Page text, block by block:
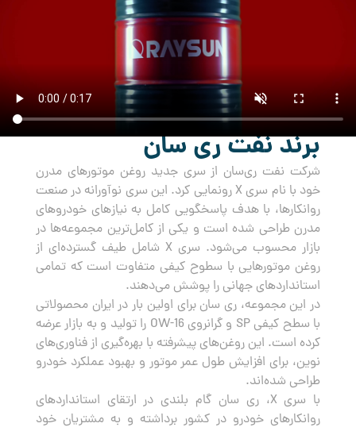
برند نفت ری سان
شرکت نفت ری‌سان از سری جدید روغن‌ موتورهای مدرن
خود با نام سری X رونمایی کرد. این سری نوآورانه در صنعت
روانکارها، با هدف پاسخگویی کامل به نیازهای خودروهای
مدرن طراحی شده است و یکی از کامل‌ترین مجموعه‌ها در
بازار محسوب می‌شود. سری X شامل طیف گسترده‌ای از
روغن‌ موتورهایی با سطوح کیفی متفاوت است که تمامی
استانداردهای جهانی را پوشش می‌دهند.
در این مجموعه، ری سان برای اولین بار در ایران محصولاتی
با سطح کیفی SP و گرانروی OW-16 را تولید و به بازار عرضه
کرده است. این روغن‌های پیشرفته با بهره‌گیری از فناوری‌های
نوین، برای افزایش طول عمر موتور و بهبود عملکرد خودرو
طراحی شده‌اند.
با سری X، ری سان گام بلندی در ارتقای استانداردهای
روانکارهای خودرو در کشور برداشته و به مشتریان خود